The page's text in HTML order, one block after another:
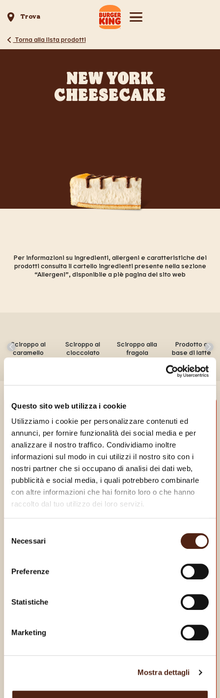
Questo sito web utilizza i cookie
Utilizziamo i cookie per personalizzare contenuti ed
annunci, per fornire funzionalità dei social media e per
analizzare il nostro traffico. Condividiamo inoltre
informazioni sul modo in cui utilizzi il nostro sito con i
nostri partner che si occupano di analisi dei dati web,
pubblicità e social media, i quali potrebbero combinarle
con altre informazioni che hai fornito loro o che hanno
raccolto dal tuo utilizzo dei loro servizi.
delNecessari
Preferenze
Statistiche
Marketing
Mostra dettagli
Trova
Torna alla lista prodotti
NEW YORK
CHEESECAKE
Per informazioni su ingredienti, allergeni e caratteristiche dei
prodotti consulta il cartello ingredienti presente nella sezione
“Allergeni”, disponibile a piè pagina del sito web
Sciroppo al
caramello
Sciroppo al
cioccolato
Sciroppo alla
fragola
Prodotto a
base di latte
SCARICA LA NOSTRA
E goditi dei vantaggi da vero King!